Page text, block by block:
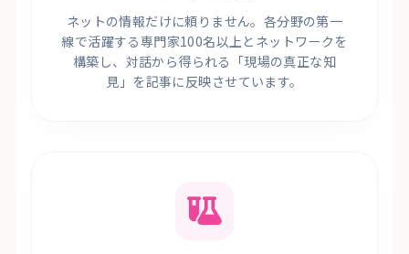
ネットの情報だけに頼りません。各分野の第一
線で活躍する専門家100名以上とネットワークを
構築し、対話から得られる「現場の真正な知
見」を記事に反映させています。